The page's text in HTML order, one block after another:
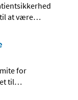
at være…
for
til…